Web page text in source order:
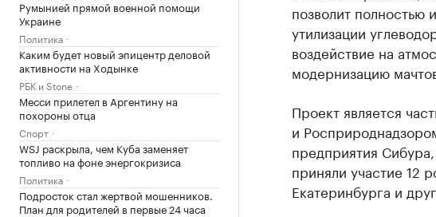
Румынией прямой военной помощи
Украине
Политика
Каким будет новый эпицентр деловой
активности на Ходынке
РБК и Stone
Месси прилетел в Аргентину на
похороны отца
Спорт
WSJ раскрыла, чем Куба заменяет
топливо на фоне энергокризиса
Политика
Подросток стал жертвой мошенников.
План для родителей в первые 24 часа
позволит полностью
утилизации
воздействие на
модернизацию
Проект является
и
предприятия
приняли участие 12
Екатеринбурга и